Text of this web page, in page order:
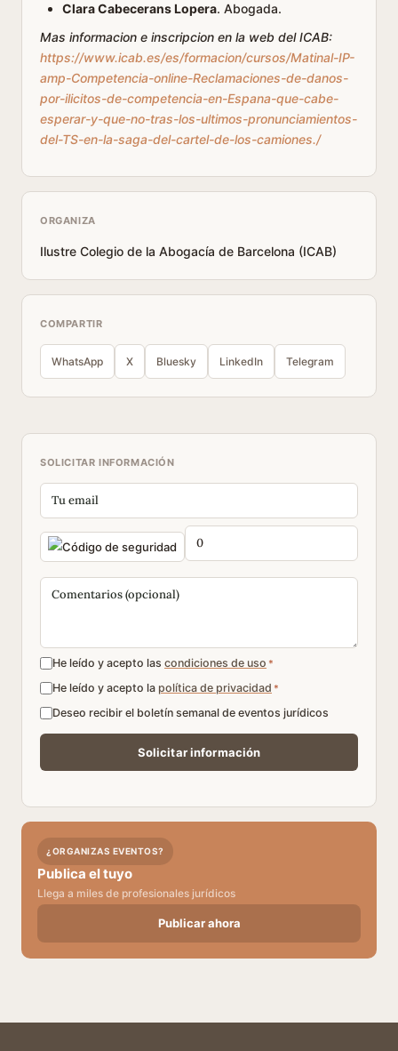
Clara Cabecerans Lopera. Abogada.
Mas informacion e inscripcion en la web del ICAB:
https://www.icab.es/es/formacion/cursos/Matinal-IP-
amp-Competencia-online-Reclamaciones-de-danos-
por-ilicitos-de-competencia-en-Espana-que-cabe-
esperar-y-que-no-tras-los-ultimos-pronunciamientos-
del-TS-en-la-saga-del-cartel-de-los-camiones./
ORGANIZA
Ilustre Colegio de la Abogacía de Barcelona (ICAB)
COMPARTIR
WhatsApp X Bluesky LinkedIn Telegram
SOLICITAR INFORMACIÓN
He leído y acepto las condiciones de uso *
He leído y acepto la política de privacidad *
Deseo recibir el boletín semanal de eventos jurídicos
¿ORGANIZAS EVENTOS?
Publica el tuyo
Llega a miles de profesionales jurídicos
Publicar ahora